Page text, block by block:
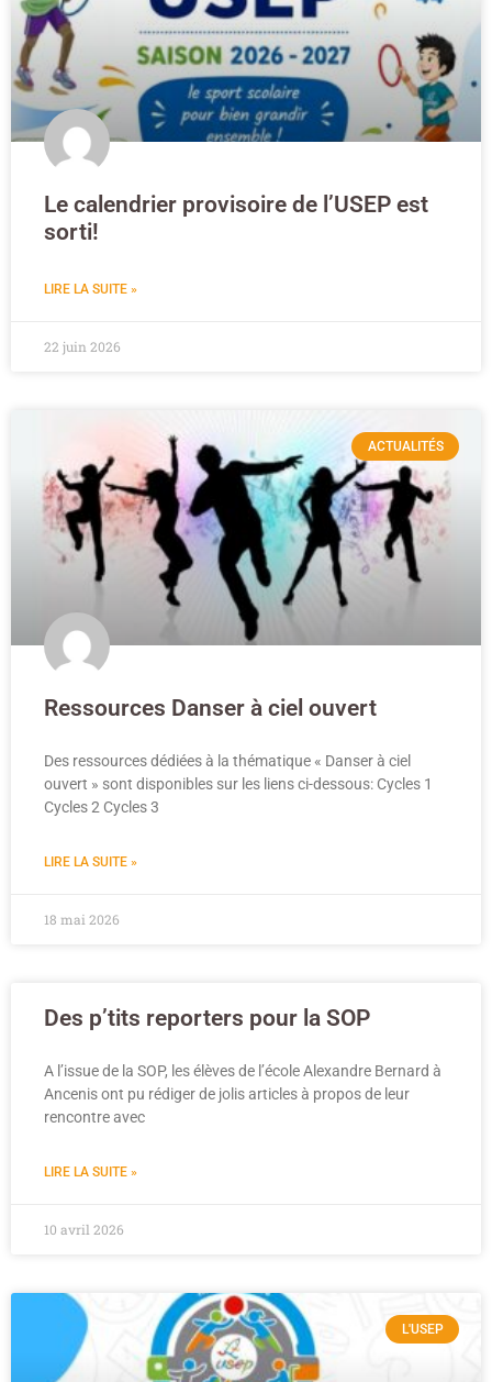
Le calendrier provisoire de l’USEP est
sorti!
LIRE LA SUITE »
22 juin 2026
ACTUALITÉS
Ressources Danser à ciel ouvert
Des ressources dédiées à la thématique « Danser à ciel
ouvert » sont disponibles sur les liens ci-dessous: Cycles 1
Cycles 2 Cycles 3
LIRE LA SUITE »
18 mai 2026
Des p’tits reporters pour la SOP
A l’issue de la SOP, les élèves de l’école Alexandre Bernard à
Ancenis ont pu rédiger de jolis articles à propos de leur
rencontre avec
LIRE LA SUITE »
10 avril 2026
L'USEP